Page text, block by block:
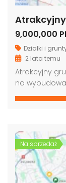
9,000,000
Działki i
2 lata temu
Atrakcyjny
na
Na sprzedaż
PLN